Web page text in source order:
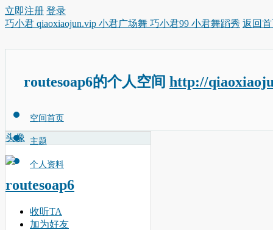
立即注册 登录
巧小君 qiaoxiaojun.vip 小君广场舞 巧小君99 小君舞蹈秀 返回
routesoap6的个人空间 http://
空间首页
主题
个人资料
头像
routesoap6
收听TA
加为好友